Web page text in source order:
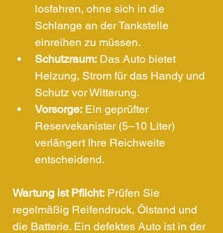
losfahren, ohne sich in die
Schlange an der Tankstelle
einreihen zu müssen.
Schutzraum: Das Auto bietet
Heizung, Strom für das Handy und
Schutz vor Witterung.
Vorsorge: Ein geprüfter
Reservekanister (5–10 Liter)
verlängert Ihre Reichweite
entscheidend.
Wartung ist Pflicht: Prüfen Sie
regelmäßig Reifendruck, Ölstand und
die Batterie. Ein defektes Auto ist in der